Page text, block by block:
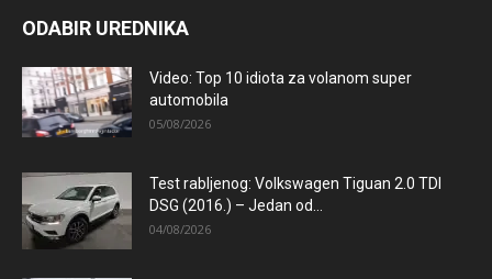
ODABIR UREDNIKA
Video: Top 10 idiota za volanom super
automobila
05/08/2026
Test rabljenog: Volkswagen Tiguan 2.0 TDI
DSG (2016.) – Jedan od...
04/08/2026